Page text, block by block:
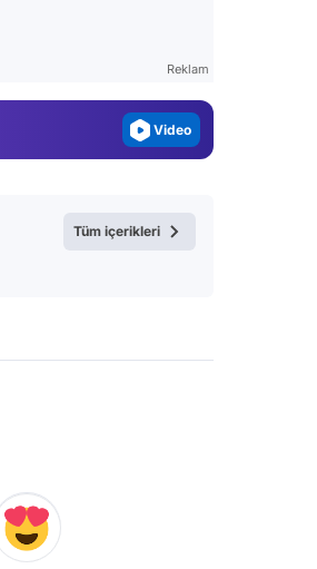
Reklam
Video
Test
Tüm içerikleri